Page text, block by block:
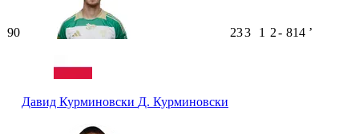
90
Давид Курминовски Д. Курминовски
233 1 2- 814 ʼ